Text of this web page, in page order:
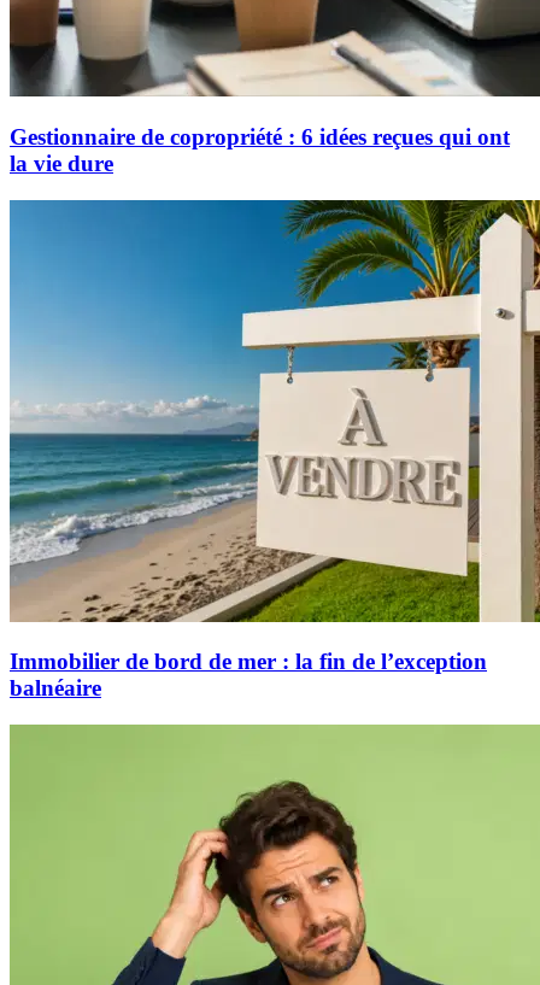
Gestionnaire de copropriété : 6 idées reçues qui ont
la vie dure
Immobilier de bord de mer : la fin de l’exception
balnéaire